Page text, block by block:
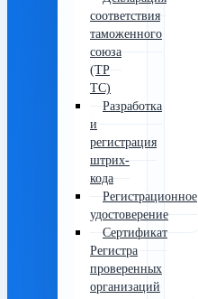
соответствия
таможенного
союза
(ТР
ТС)
Разработка
и
регистрация
штрих-
кода
Регистрационное
удостоверение
Сертификат
Регистра
проверенных
организаций